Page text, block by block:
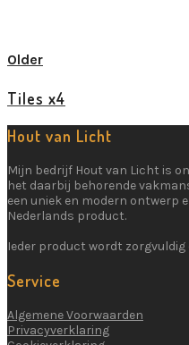
Older
Tiles x4
Hout van Licht
Mijn bedrijf Hout van Licht is
het daarbij behorende
een uniek en modern ontwerp
Nederlands product.
Ieder product wordt
Service
Algemene Voorwaarden
Privacyverklaring